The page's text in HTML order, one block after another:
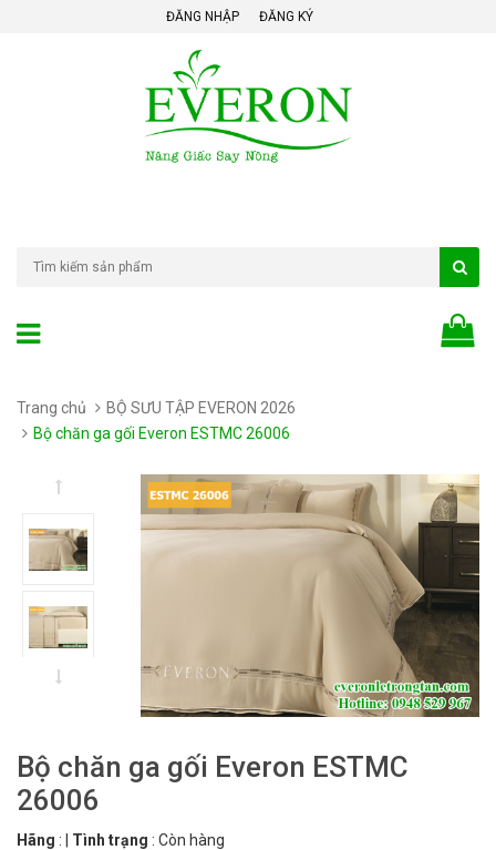
ĐĂNG NHẬP ĐĂNG KÝ
Trang chủ
BỘ SƯU TẬP EVERON 2026
Bộ chăn ga gối Everon ESTMC 26006
Bộ chăn ga gối Everon ESTMC
26006
Hãng : Tình trạng : Còn hàng